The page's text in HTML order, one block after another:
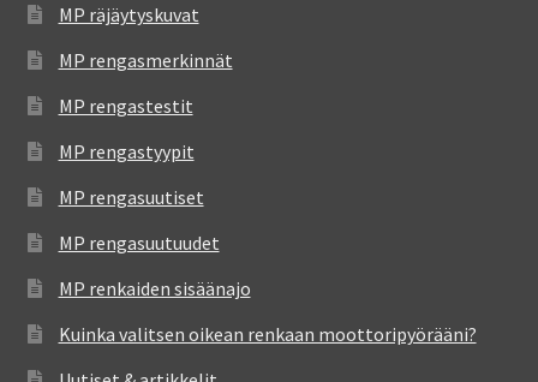
MP räjäytyskuvat
MP rengasmerkinnät
MP rengastestit
MP rengastyypit
MP rengasuutiset
MP rengasuutuudet
MP renkaiden sisäänajo
Kuinka valitsen oikean renkaan moottoripyörääni?